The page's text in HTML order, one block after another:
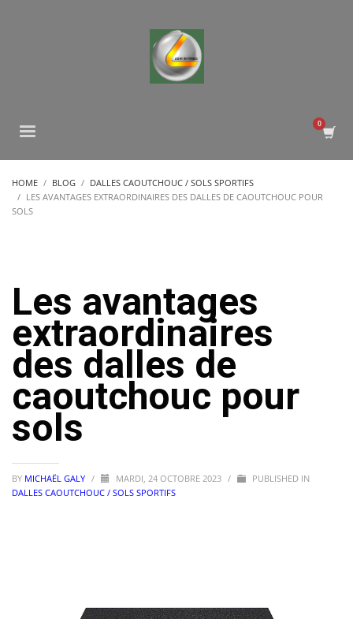
HOME BLOG
DALLES CAOUTCHOUC / SOLS SPORTIFS
LES AVANTAGES EXTRAORDINAIRES DES DALLES DE CAOUTCHOUC POUR
SOLS
Les avantages
extraordinaires
des dalles de
caoutchouc pour
sols
BY MICHAËL GALY / MARDI, 24 OCTOBRE 2023 /
PUBLISHED IN
DALLES CAOUTCHOUC / SOLS SPORTIFS